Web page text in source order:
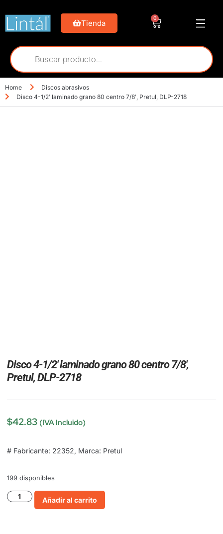
Tienda
0
Home
Discos abrasivos
Disco 4-1/2′ laminado grano 80 centro 7/8′, Pretul, DLP-2718
Disco 4-1/2′ laminado grano 80 centro 7/8′,
Pretul, DLP-2718
$42.83 (IVA Incluido)
# Fabricante: 22352, Marca: Pretul
199 disponibles
Añadir al carrito